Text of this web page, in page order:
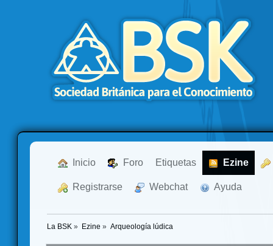
Inicio Foro Etiquetas Ezine
Registrarse Webchat Ayuda
La BSK » Ezine » Arqueología lúdica